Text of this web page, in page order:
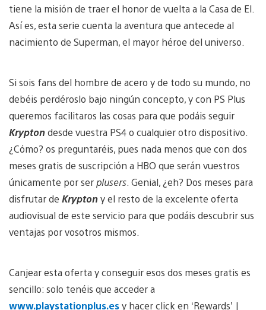
tiene la misión de traer el honor de vuelta a la Casa de El.
Así es, esta serie cuenta la aventura que antecede al
nacimiento de Superman, el mayor héroe del universo.
Si sois fans del hombre de acero y de todo su mundo, no
debéis perdéroslo bajo ningún concepto, y con PS Plus
queremos facilitaros las cosas para que podáis seguir
Kryptondesde vuestra PS4 o cualquier otro dispositivo.
¿Cómo? os preguntaréis, pues nada menos que con dos
meses gratis de suscripción a HBO que serán vuestros
únicamente por ser plusers . Genial, ¿eh? Dos meses para
disfrutar de Kryptony el resto de la excelente oferta
audiovisual de este servicio para que podáis descubrir sus
ventajas por vosotros mismos.
Canjear esta oferta y conseguir esos dos meses gratis es
sencillo: solo tenéis que acceder a
www.playstationplus.esy hacer click en ‘Rewards’ |